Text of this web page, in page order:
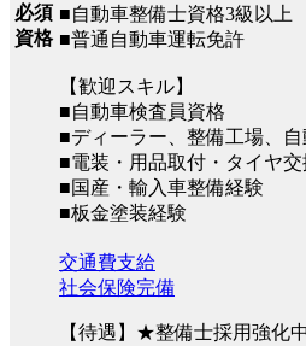
必須
資格
■自動車整備士資格3級以上
■普通自動車運転免許
【歓迎スキル】
■自動車検査員資格
■ディーラー、整備工場、
■電装・用品取付・タイヤ交
■国産・輸入車整備経験
■板金塗装経験
交通費支給
社会保険完備
【待遇】★整備士採用強化